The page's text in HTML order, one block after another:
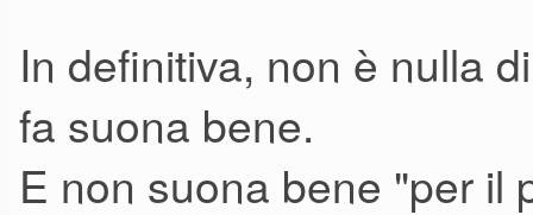
In definitiva, non è nulla
fa suona bene.
E non suona bene "per il